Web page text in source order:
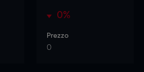
0%
Prezzo
0